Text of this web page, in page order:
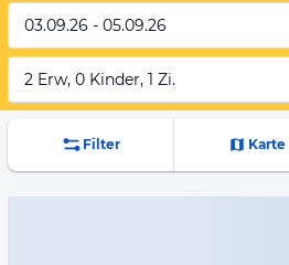
03.09.26 - 05.09.26
2 Erw, 0 Kinder, 1 Zi.
Filter Karte